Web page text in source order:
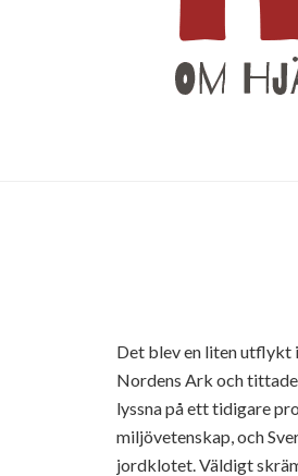
Det blev en liten utflykt
Nordens Ark och tittade
lyssna på ett tidigare
miljövetenskap, och
jordklotet. Väldigt